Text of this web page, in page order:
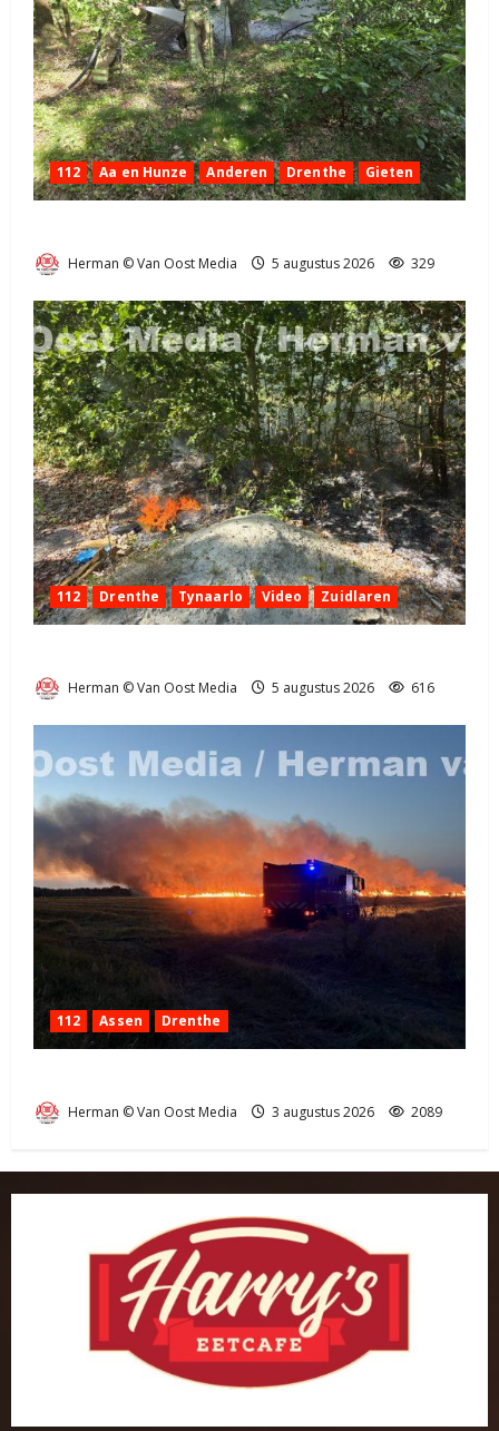
112 Aa en Hunze Anderen Drenthe Gieten
Herman © Van Oost Media 5 augustus 2026 329
112 Drenthe Tynaarlo Video Zuidlaren
Herman © Van Oost Media 5 augustus 2026 616
112 Assen Drenthe
Herman © Van Oost Media 3 augustus 2026 2089